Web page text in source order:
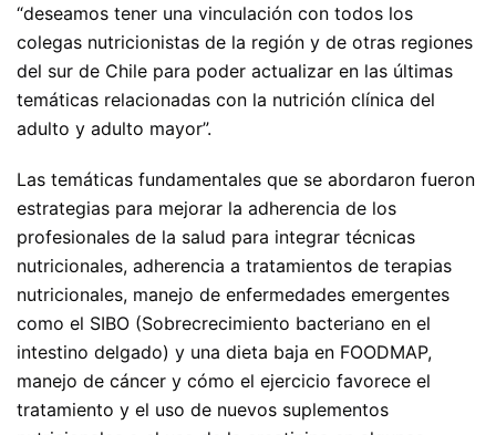
“deseamos tener una vinculación con todos los
colegas nutricionistas de la región y de otras regiones
del sur de Chile para poder actualizar en las últimas
temáticas relacionadas con la nutrición clínica del
adulto y adulto mayor”.
Las temáticas fundamentales que se abordaron fueron
estrategias para mejorar la adherencia de los
profesionales de la salud para integrar técnicas
nutricionales, adherencia a tratamientos de terapias
nutricionales, manejo de enfermedades emergentes
como el SIBO (Sobrecrecimiento bacteriano en el
intestino delgado) y una dieta baja en FOODMAP,
manejo de cáncer y cómo el ejercicio favorece el
tratamiento y el uso de nuevos suplementos